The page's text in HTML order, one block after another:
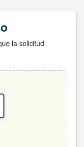
la solicitud